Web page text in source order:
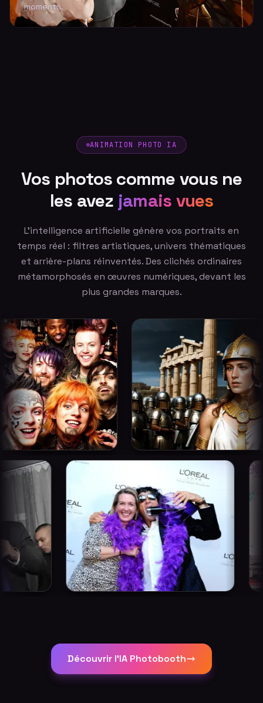
moments.
ANIMATION PHOTO IA
Vos photos comme vous ne
les avez jamais vues
L'intelligence artificielle génère vos portraits en
temps réel : filtres artistiques, univers thématiques
et arrière-plans réinventés. Des clichés ordinaires
métamorphosés en œuvres numériques, devant les
plus grandes marques.
Découvrir l'IA Photobooth